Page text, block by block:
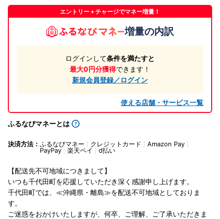
エントリー＋チャージでマネー増量！
増量の内訳
ログインして条件を満たすと
最大0円分獲得できます！
新規会員登録／ログイン
使える店舗・サービス一覧
ふるなびマネーとは
決済方法： ふるなびマネー クレジットカード
Amazon Pay
PayPay
楽天ペイ d払い
【配送先不可地域につきまして】
いつも千代田町を応援していただき深く感謝申し上げます。
千代田町では、≪沖縄県・離島≫を配送不可地域としておりま
す。
ご迷惑をおかけいたしますが、何卒、ご理解、ご了承いただきま